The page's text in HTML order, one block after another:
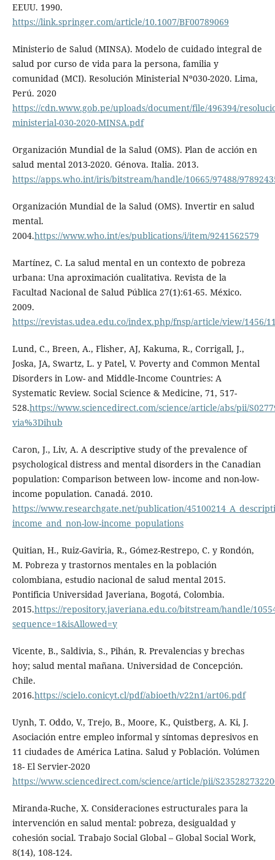
EEUU. 1990.
https://link.springer.com/article/10.1007/BF00789069
Ministerio de Salud (MINSA). Modelo de cuidado integral de
salud por curso de vida para la persona, familia y
comunidad (MCI). Resolución Ministerial Nº030-2020. Lima,
Perú. 2020
https://cdn.www.gob.pe/uploads/document/file/496394/
ministerial-030-2020-MINSA.pdf
Organización Mundial de la Salud (OMS). Plan de acción en
salud mental 2013-2020. Génova. Italia. 2013.
https://apps.who.int/iris/bitstream/handle/10665/97488/
Organización Mundial de la Salud (OMS). Invertir en salud
mental.
2004.https://www.who.int/es/publications/i/item/9241562579
Martínez, C. La salud mental en un contexto de pobreza
urbana: Una aproximación cualitativa. Revista de la
Facultad Nacional de Salud Pública 27(1):61-65. México.
2009.
https://revistas.udea.edu.co/index.php/fnsp/article/view/1456/
Lund, C., Breen, A., Flisher, AJ, Kakuma, R., Corrigall, J.,
Joska, JA, Swartz, L. y Patel, V. Poverty and Common Mental
Disorders in Low- and Middle-Income Countries: A
Systematic Review. Social Science & Medicine, 71, 517-
528.https://www.sciencedirect.com/science/article/abs/pii/
via%3Dihub
Caron, J., Liv, A. A descriptive study of the prevalence of
psychological distress and mental disorders in the Canadian
population: Comparison between low- income and non-low-
income population. Canadá. 2010.
https://www.researchgate.net/publication/
income_and_non-low-income_populations
Quitian, H., Ruiz-Gaviria, R., Gómez-Restrepo, C. y Rondón,
M. Pobreza y trastornos mentales en la población
colombiana, estudio nacional de salud mental 2015.
Pontificia Universidad Javeriana, Bogotá, Colombia.
2015.https://repository.javeriana.edu.co/bitstream/handle/
sequence=1&isAllowed=y
Vicente, B., Saldivia, S., Pihán, R. Prevalencias y brechas
hoy; salud mental mañana. Universidad de Concepción.
Chile.
2016.https://scielo.conicyt.cl/pdf/abioeth/v22n1/art06.pdf
Uynh, T. Oddo, V., Trejo, B., Moore, K., Quistberg, A. Ki, J.
Asociación entre empleo informal y síntomas depresivos en
11 ciudades de América Latina. Salud y Población. Volúmen
18- El Servier-2020
https://www.sciencedirect.com/science/article/pii/
Miranda-Ruche, X. Consideraciones estructurales para la
intervención en salud mental: pobreza, desigualdad y
cohesión social. Trabajo Social Global – Global Social Work,
8(14), 108-124.